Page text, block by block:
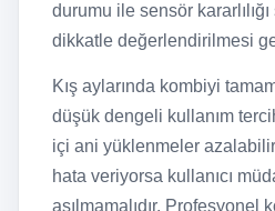
durumu ile sensör
dikkatle değerlendirilmesi
Kış aylarında kombiyi
düşük dengeli kullanım
içi ani yüklenmeler
hata veriyorsa kullanıcı
aşılmamalıdır. Profesyonel